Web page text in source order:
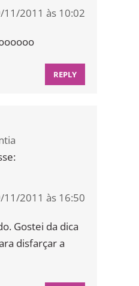
11/2011 às 10:02
REPLY
11/2011 às 16:50
Gostei da dica
disfarçar a